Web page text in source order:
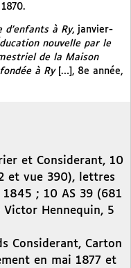
à Ry, janvier-
nouvelle par le
de la Maison
à Ry[…], 8e année,
et Considerant, 10
et vue 390), lettres
; 10 AS 39 (681
Hennequin, 5
Considerant, Carton
en mai 1877 et